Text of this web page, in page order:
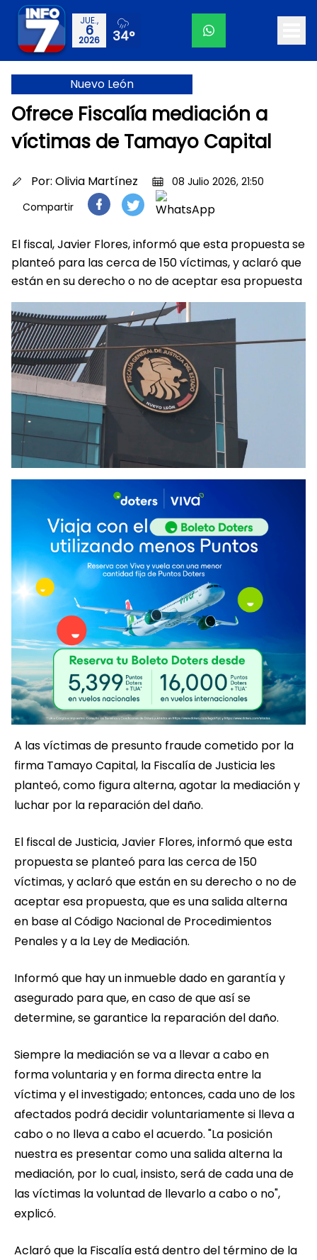
JUE.,
6
2026 34°
Nuevo León
Ofrece Fiscalía mediación a
víctimas de Tamayo Capital
Por: Olivia Martínez
08 Julio 2026, 21:50
Compartir
El fiscal, Javier Flores, informó que esta propuesta se
planteó para las cerca de 150 víctimas, y aclaró que
están en su derecho o no de aceptar esa propuesta
A las víctimas de presunto fraude cometido por la
firma Tamayo Capital, la Fiscalía de Justicia les
planteó, como figura alterna, agotar la mediación y
luchar por la reparación del daño.
El fiscal de Justicia, Javier Flores, informó que esta
propuesta se planteó para las cerca de 150
víctimas, y aclaró que están en su derecho o no de
aceptar esa propuesta, que es una salida alterna
en base al Código Nacional de Procedimientos
Penales y a la Ley de Mediación.
Informó que hay un inmueble dado en garantía y
asegurado para que, en caso de que así se
determine, se garantice la reparación del daño.
Siempre la mediación se va a llevar a cabo en
forma voluntaria y en forma directa entre la
víctima y el investigado; entonces, cada uno de los
afectados podrá decidir voluntariamente si lleva a
cabo o no lleva a cabo el acuerdo. "La posición
nuestra es presentar como una salida alterna la
mediación, por lo cual, insisto, será de cada una de
las víctimas la voluntad de llevarlo a cabo o no",
explicó.
Aclaró que la Fiscalía está dentro del término de la